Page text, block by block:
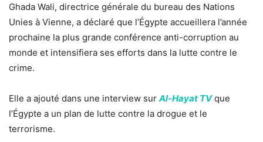
Ghada Wali, directrice générale du bureau des Nations
Unies à Vienne, a déclaré que l’Égypte accueillera l’année
prochaine la plus grande conférence anti-corruption au
monde et intensifiera ses efforts dans la lutte contre le
crime.
Elle a ajouté dans une interview sur Al-Hayat TVque
l’Égypte a un plan de lutte contre la drogue et le
terrorisme.